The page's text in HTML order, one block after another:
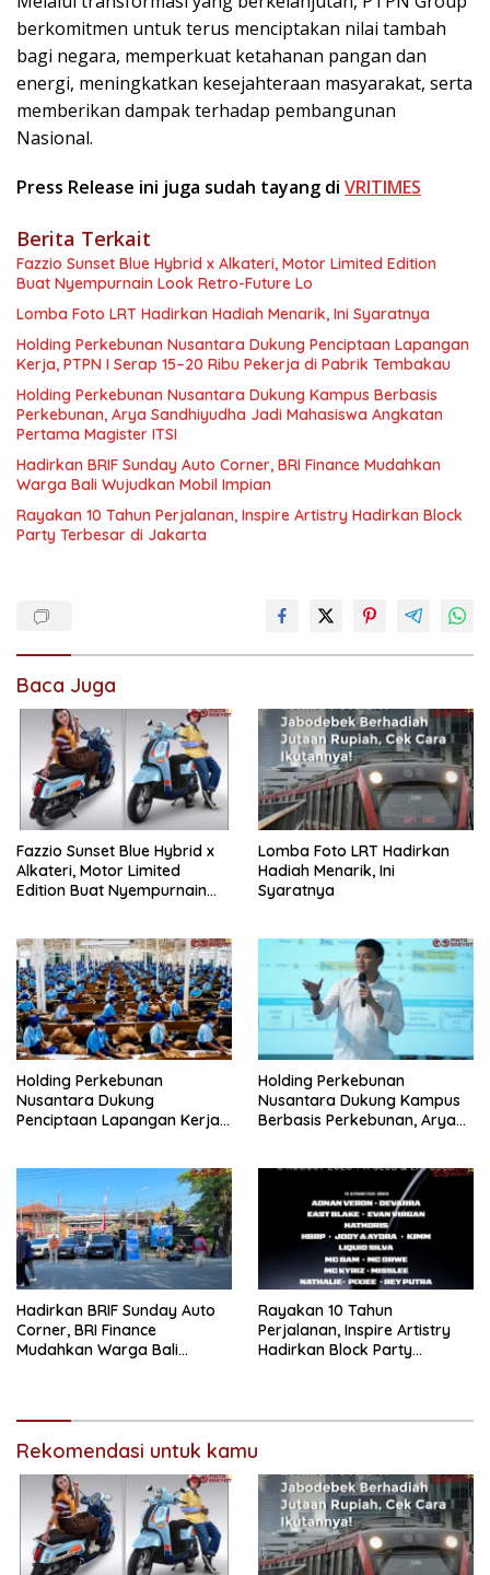
berkomitmen untuk terus menciptakan nilai tambah
bagi negara, memperkuat ketahanan pangan dan
energi, meningkatkan kesejahteraan masyarakat, serta
memberikan dampak terhadap pembangunan
Nasional.
Press Release ini juga sudah tayang di VRITIMES
Berita Terkait
Fazzio Sunset Blue Hybrid x Alkateri, Motor Limited Edition
Buat Nyempurnain Look Retro-Future Lo
Lomba Foto LRT Hadirkan Hadiah Menarik, Ini Syaratnya
Holding Perkebunan Nusantara Dukung Penciptaan Lapangan
Kerja, PTPN I Serap 15–20 Ribu Pekerja di Pabrik Tembakau
Holding Perkebunan Nusantara Dukung Kampus Berbasis
Perkebunan, Arya Sandhiyudha Jadi Mahasiswa Angkatan
Pertama Magister ITSI
Hadirkan BRIF Sunday Auto Corner, BRI Finance Mudahkan
Warga Bali Wujudkan Mobil Impian
Rayakan 10 Tahun Perjalanan, Inspire Artistry Hadirkan Block
Party Terbesar di Jakarta
Baca Juga
Fazzio Sunset Blue Hybrid x
Alkateri, Motor Limited
Edition Buat Nyempurnain
Lomba Foto LRT Hadirkan
Hadiah Menarik, Ini
Syaratnya
Holding Perkebunan
Nusantara Dukung
Penciptaan Lapangan Kerja,
Holding Perkebunan
Nusantara Dukung Kampus
Berbasis Perkebunan, Arya
Pertama Magister ITSI
Hadirkan BRIF Sunday Auto
Corner, BRI Finance
Mudahkan Warga Bali
Rayakan 10 Tahun
Perjalanan, Inspire Artistry
Hadirkan Block Party
Rekomendasi untuk kamu